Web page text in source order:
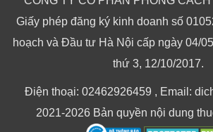
Giấy phép đăng ký kinh doanh số
hoạch và Đầu tư Hà Nội cấp ngày 04/
thứ 3, 12/10/2017.
Điện thoại: 02462926459 , Email:
2021-2026 Bản quyền nội dung